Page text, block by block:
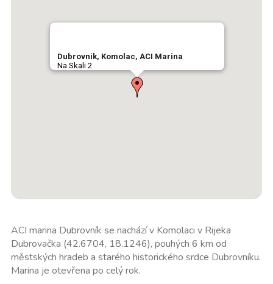
Dubrovnik, Komolac, ACI Marina
Na Skali 2
ACI marina Dubrovník se nachází v Komolaci v Rijeka
Dubrovačka (42.6704, 18.1246), pouhých 6 km od
městských hradeb a starého historického srdce Dubrovníku.
Marina je otevřena po celý rok.